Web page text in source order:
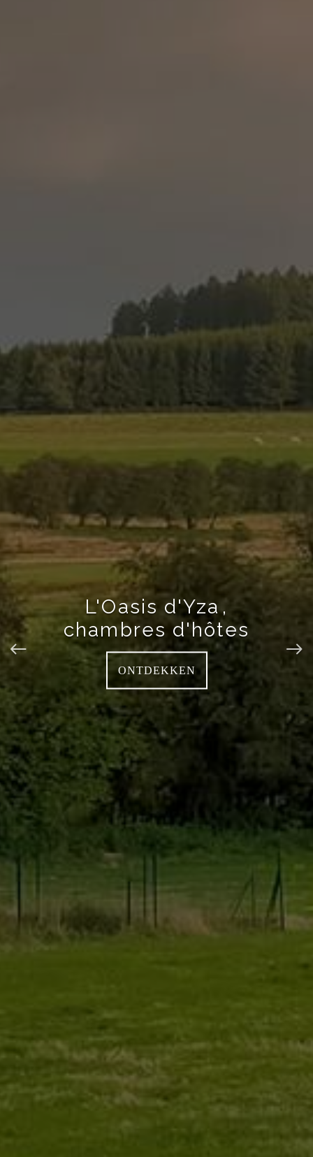
L'Oasis d'Yza,
chambres d'hôtes
ONTDEKKEN